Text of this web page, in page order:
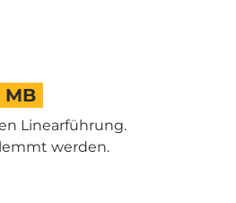
MB
Linearführung.
werden.